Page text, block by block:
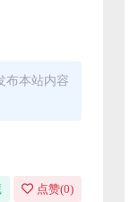
布本站内容
点赞(0)